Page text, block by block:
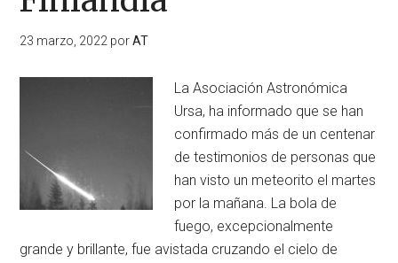
23 marzo, 2022 porAT
La Asociación Astronómica
Ursa, ha informado que se han
confirmado más de un centenar
de testimonios de personas que
han visto un meteorito el martes
por la mañana. La bola de
fuego, excepcionalmente
grande y brillante, fue avistada cruzando el cielo de